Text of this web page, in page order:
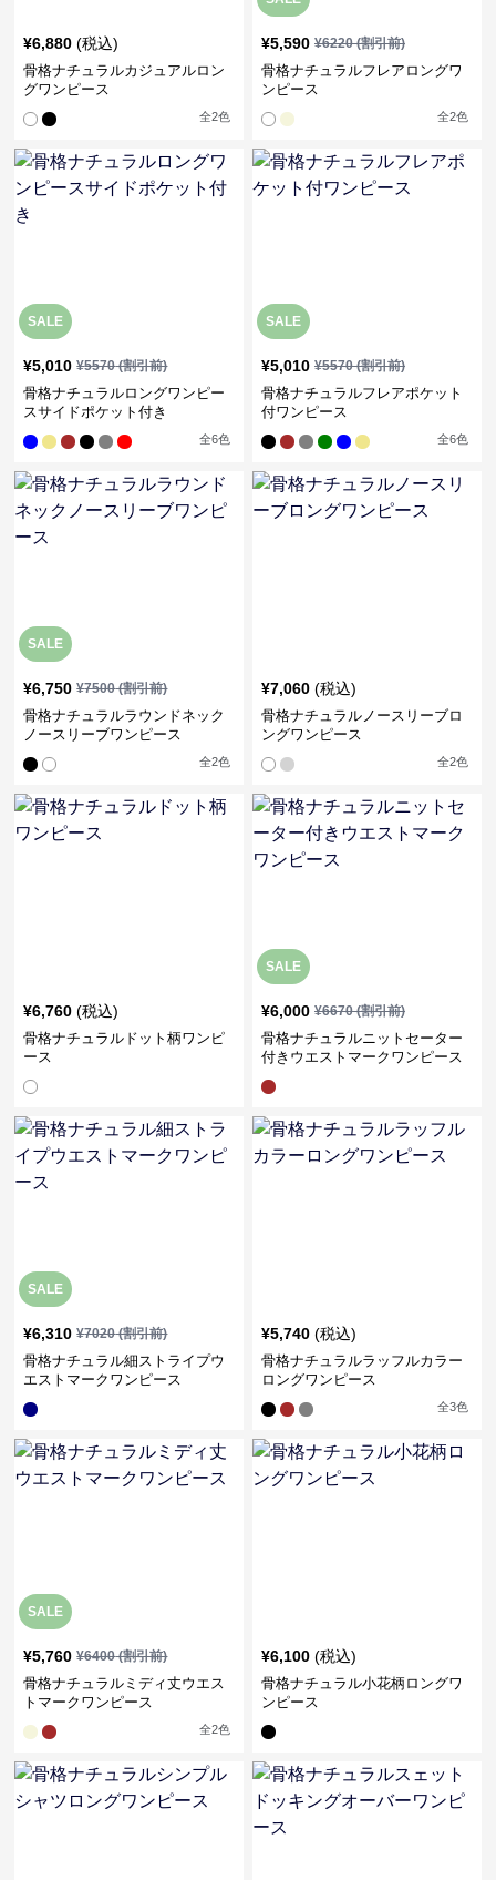
¥6,880 (税込)
骨格ナチュラルカジュアルロン
グワンピース
全2色
¥5,590 ¥6220(割引前)
骨格ナチュラルフレアロングワ
ンピース
全2色
SALE
¥5,010 ¥5570(割引前)
骨格ナチュラルロングワンピー
スサイドポケット付き
全6色
SALE
¥5,010 ¥5570(割引前)
骨格ナチュラルフレアポケット
付ワンピース
全6色
SALE
¥6,750 ¥7500(割引前)
骨格ナチュラルラウンドネック
ノースリーブワンピース
全2色
¥7,060 (税込)
骨格ナチュラルノースリーブロ
ングワンピース
全2色
¥6,760 (税込)
骨格ナチュラルドット柄ワンピ
ース
SALE
¥6,000 ¥6670(割引前)
骨格ナチュラルニットセーター
付きウエストマークワンピース
SALE
¥6,310 ¥7020(割引前)
骨格ナチュラル細ストライプウ
エストマークワンピース
¥5,740 (税込)
骨格ナチュラルラッフルカラー
ロングワンピース
全3色
SALE
¥5,760 ¥6400(割引前)
骨格ナチュラルミディ丈ウエス
トマークワンピース
全2色
¥6,100 (税込)
骨格ナチュラル小花柄ロングワ
ンピース